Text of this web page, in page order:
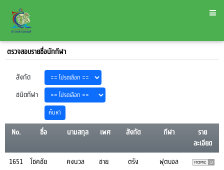
ตรวจสอบรายชื่อนักกีฬา
สังกัด
ชนิดกีฬา
No. ชื่อ นามสกุล เพศ สังกัด กีฬา
ราย
ละเอียด
1651
โชคชัย คงนวล ชาย ตรัง
ฟุตบอล